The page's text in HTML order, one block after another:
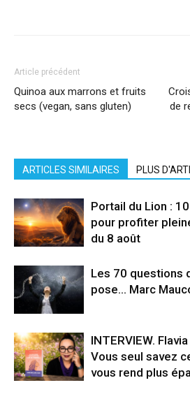
Article précédent
Quinoa aux marrons et fruits
secs (vegan, sans gluten)
de
ARTICLES SIMILAIRES PLUS
Portail du Lion :
pour profiter
du 8 août
Les 70 questions
pose… Marc
INTERVIEW.
Vous seul savez
vous rend plus